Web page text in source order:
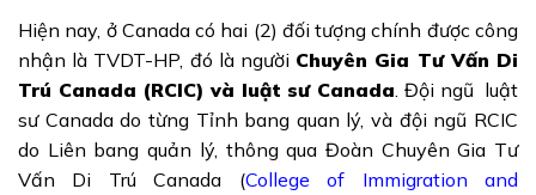
Hiện nay, ở Canada có hai (2) đối tượng chính được công
nhận là TVDT-HP, đó là người Chuyên Gia Tư Vấn Di
Trú Canada (RCIC) và luật sư Canada . Đội ngũ luật
sư Canada do từng Tỉnh bang quan lý, và đội ngũ RCIC
do Liên bang quản lý, thông qua Đoàn Chuyên Gia Tư
Vấn Di Trú Canada (College of Immigration and